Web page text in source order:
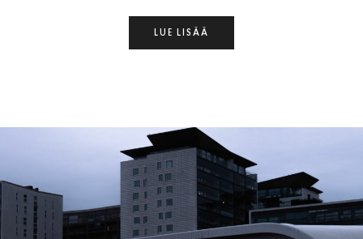
LUE LISÄÄ